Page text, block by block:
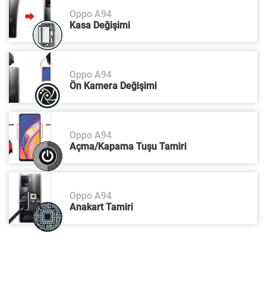
Oppo A94
Kasa Değişimi
Oppo A94
Ön Kamera Değişimi
Oppo A94
Açma/Kapama Tuşu Tamiri
Oppo A94
Anakart Tamiri